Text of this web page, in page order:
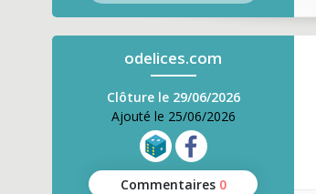
odelices.com
Clôture le 29/06/2026
Ajouté le 25/06/2026
Commentaires 0